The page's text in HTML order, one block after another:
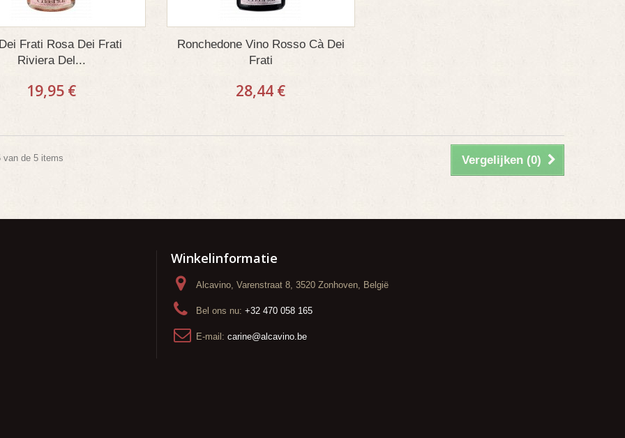
Frati Rosa Dei Frati
Riviera Del...
19,95 €
Ronchedone Vino Rosso Cà Dei
Frati
28,44 €
Vergelijken (0)
van de 5 items
Winkelinformatie
Alcavino, Varenstraat 8, 3520 Zonhoven, België
Bel ons nu: +32 470 058 165
E-mail: carine@alcavino.be